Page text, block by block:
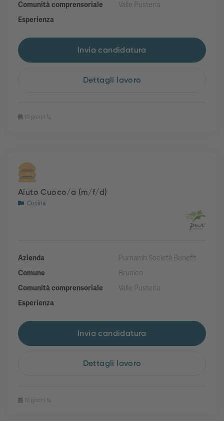
Comunità comprensoriale
Valle Pusteria
Esperienza
Invia candidatura
Dettagli lavoro
10 giorni fa
Aiuto Cuoco/a (m/f/d)
Cucina
Azienda
Purnamh Società Benefit
Comune
Brunico
Comunità comprensoriale
Valle Pusteria
Esperienza
Invia candidatura
Dettagli lavoro
10 giorni fa